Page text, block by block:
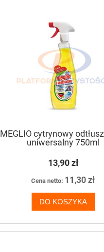
MEGLIO cytrynowy
uniwersalny 750ml
13,90 zł
Cena netto: 11,30 zł
DO KOSZYKA